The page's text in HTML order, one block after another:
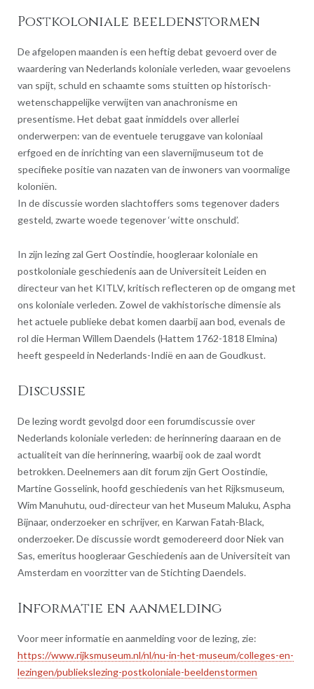
Postkoloniale beeldenstormen
De afgelopen maanden is een heftig debat gevoerd over de
waardering van Nederlands koloniale verleden, waar gevoelens
van spijt, schuld en schaamte soms stuitten op historisch-
wetenschappelijke verwijten van anachronisme en
presentisme. Het debat gaat inmiddels over allerlei
onderwerpen: van de eventuele teruggave van koloniaal
erfgoed en de inrichting van een slavernijmuseum tot de
specifieke positie van nazaten van de inwoners van voormalige
koloniën.
In de discussie worden slachtoffers soms tegenover daders
gesteld, zwarte woede tegenover ‘witte onschuld’.
In zijn lezing zal Gert Oostindie, hoogleraar koloniale en
postkoloniale geschiedenis aan de Universiteit Leiden en
directeur van het KITLV, kritisch reflecteren op de omgang met
ons koloniale verleden. Zowel de vakhistorische dimensie als
het actuele publieke debat komen daarbij aan bod, evenals de
rol die Herman Willem Daendels (Hattem 1762-1818 Elmina)
heeft gespeeld in Nederlands-Indië en aan de Goudkust.
Discussie
De lezing wordt gevolgd door een forumdiscussie over
Nederlands koloniale verleden: de herinnering daaraan en de
actualiteit van die herinnering, waarbij ook de zaal wordt
betrokken. Deelnemers aan dit forum zijn Gert Oostindie,
Martine Gosselink, hoofd geschiedenis van het Rijksmuseum,
Wim Manuhutu, oud-directeur van het Museum Maluku, Aspha
Bijnaar, onderzoeker en schrijver, en Karwan Fatah-Black,
onderzoeker. De discussie wordt gemodereerd door Niek van
Sas, emeritus hoogleraar Geschiedenis aan de Universiteit van
Amsterdam en voorzitter van de Stichting Daendels.
Informatie en aanmelding
Voor meer informatie en aanmelding voor de lezing, zie:
https://www.rijksmuseum.nl/nl/nu-in-het-museum/colleges-en-
lezingen/publiekslezing-postkoloniale-beeldenstormen